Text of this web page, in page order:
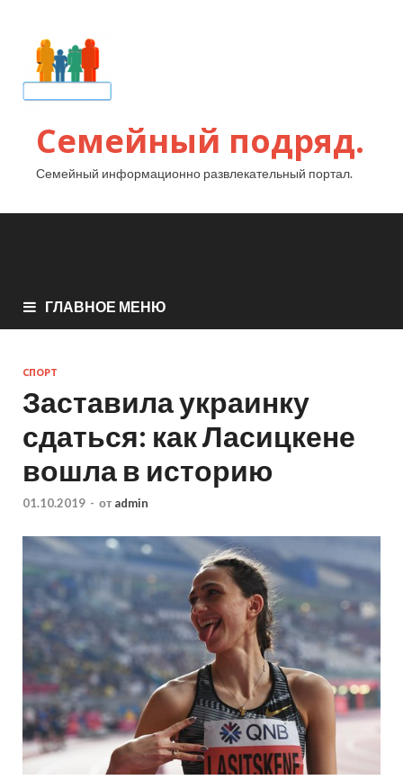
Семейный подряд.
Семейный информационно развлекательный портал.
ГЛАВНОЕ МЕНЮ
СПОРТ
Заставила украинку
сдаться: как Ласицкене
вошла в историю
01.10.2019 - от admin